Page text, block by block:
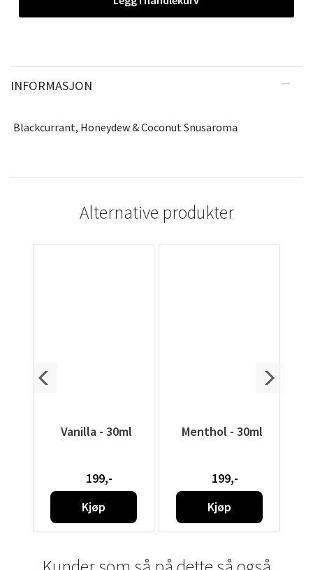
INFORMASJON
Blackcurrant, Honeydew & Coconut Snusaroma
Alternative produkter
Vanilla - 30ml
199,-
Kjøp
Menthol - 30ml
199,-
Kjøp